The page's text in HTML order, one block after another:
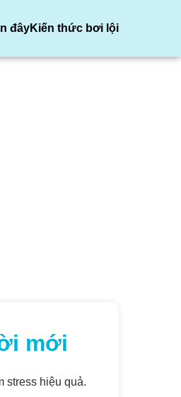
đâyKiến thức bơi lội
mới
stress hiệu quả.